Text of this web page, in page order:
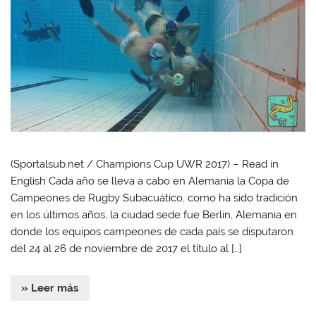
(Sportalsub.net / Champions Cup UWR 2017) – Read in
English Cada año se lleva a cabo en Alemania la Copa de
Campeones de Rugby Subacuático, como ha sido tradición
en los últimos años, la ciudad sede fue Berlin, Alemania en
donde los equipos campeones de cada país se disputaron
del 24 al 26 de noviembre de 2017 el título al […]
» Leer más